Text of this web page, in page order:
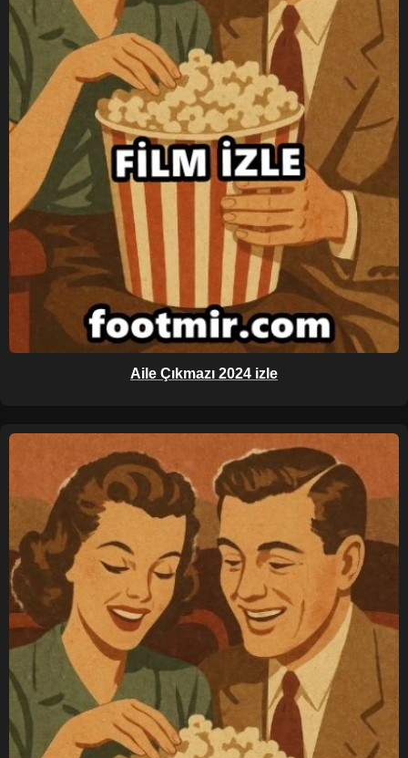
Aile Çıkmazı 2024 izle